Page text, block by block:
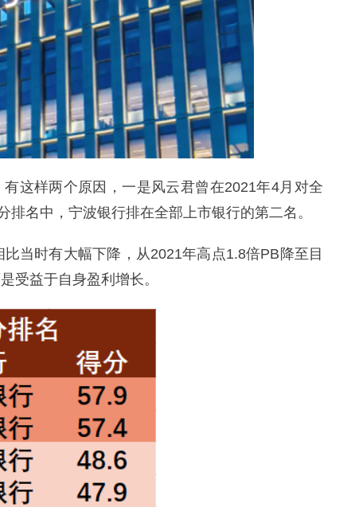
这样两个原因，一是风云君曾在2021年4月对全
名中，宁波银行排在全部上市银行的第二名。
当时有大幅下降，从2021年高点1.8倍PB降至目
益于自身盈利增长。